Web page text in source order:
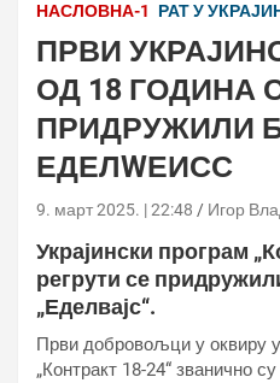
НАСЛОВНА-1 РАТ У
ПРВИ
ОД 18 ГОДИНА
ПРИДРУЖИЛИ
ЕДЕЛWЕИСС
9. март 2025. | 22:48 Игор
Украјински програм
регрути се
„Еделвајс“.
Први добровољци у оквиру
„Контракт 18-24“ званично